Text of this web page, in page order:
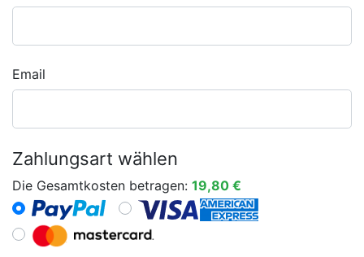
Email
Zahlungsart wählen
Die Gesamtkosten betragen: 19,80 €